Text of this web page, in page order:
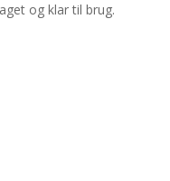
og klar til brug.